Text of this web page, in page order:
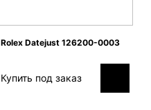
Rolex Datejust 126200-0003
Купить под заказ